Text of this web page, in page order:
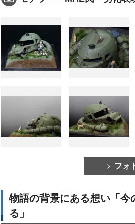
フォ
物語の背景にある想い「
る」